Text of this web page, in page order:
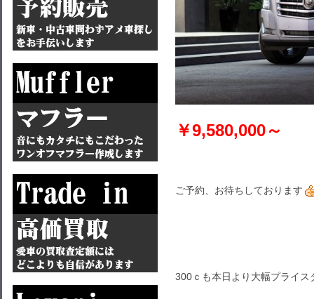
￥9,580,000～
ご予約、お待ちしております
300ｃも本日より大幅プライス